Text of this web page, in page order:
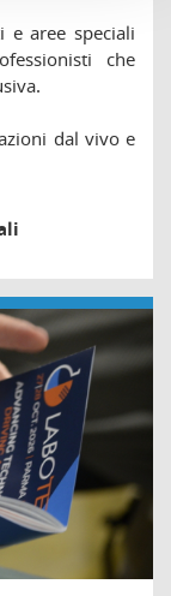
aree speciali
che
dal vivo e